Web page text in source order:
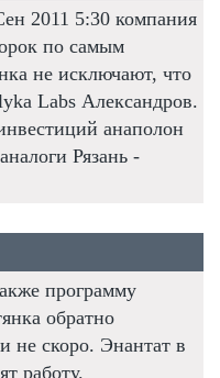
2011 5:30 компания
по самым
не исключают, что
Labs Александров.
анаполон
Рязань -
программу
обратно
не скоро. Энантат в
работу.